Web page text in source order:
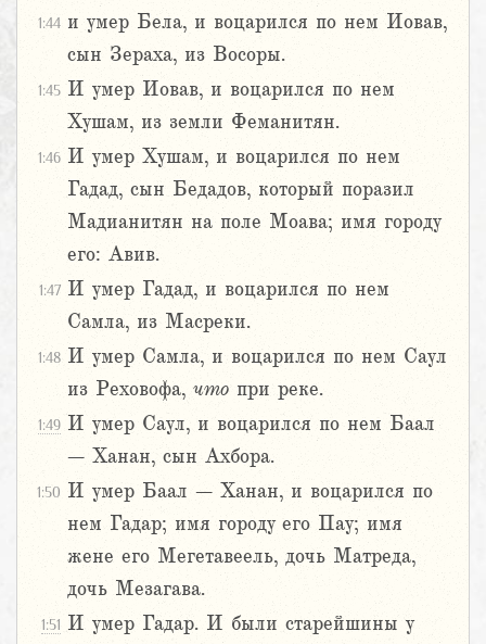
1:44 и умер Бела, и воцарился по нем Иовав,
сын Зераха, из Восоры.
1:45 И умер Иовав, и воцарился по нем
Хушам, из земли Феманитян.
1:46 И умер Хушам, и воцарился по нем
Гадад, сын Бедадов, который поразил
Мадианитян на поле Моава; имя городу
его: Авив.
1:47 И умер Гадад, и воцарился по нем
Самла, из Масреки.
1:48 И умер Самла, и воцарился по нем Саул
из Реховофа, что при реке.
1:49 И умер Саул, и воцарился по нем Баал
– Ханан, сын Ахбора.
1:50 И умер Баал – Ханан, и воцарился по
нем Гадар; имя городу его Пау; имя
жене его Мегетавеель, дочь Матреда,
дочь Мезагава.
1:51 И умер Гадар. И были старейшины у